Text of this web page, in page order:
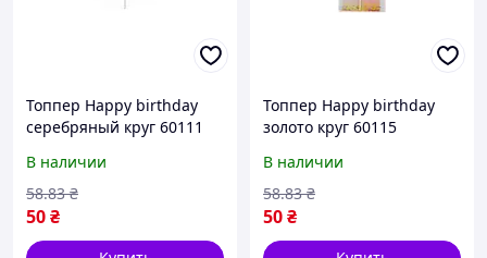
Топпер Happy birthday
серебряный круг 60111
В наличии
50₴
58.83 ₴
Топпер Happy birthday
золото круг 60115
В наличии
50₴
58.83 ₴